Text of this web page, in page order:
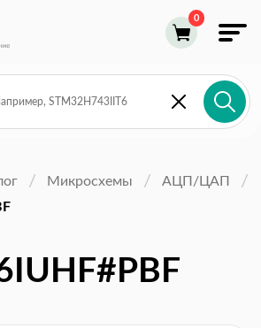
Микросхемы
АЦП/ЦАП